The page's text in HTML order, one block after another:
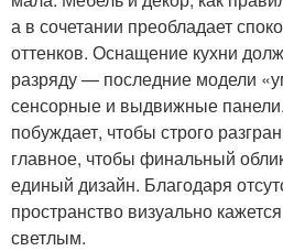
а в сочетании преобладает
оттенков. Оснащение кухни
разряду — последние модели
сенсорные и выдвижные
побуждает, чтобы строго
главное, чтобы финальный
единый дизайн. Благодаря
пространство визуально
светлым.